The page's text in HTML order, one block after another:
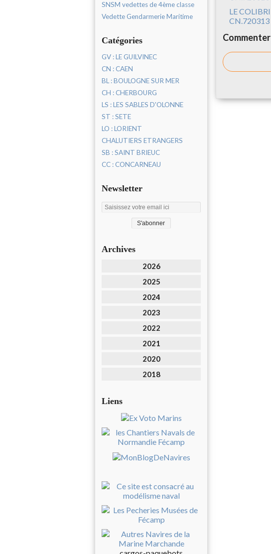
SNSM vedettes de 4ème classe
Vedette Gendarmerie Maritime
Catégories
GV : LE GUILVINEC
CN : CAEN
BL : BOULOGNE SUR MER
CH : CHERBOURG
LS : LES SABLES D'OLONNE
ST : SETE
LO : LORIENT
CHALUTIERS ETRANGERS
SB : SAINT BRIEUC
CC : CONCARNEAU
Newsletter
Archives
2026
2025
2024
2023
2022
2021
2020
2018
Liens
LE COLIBRI
CN.720313